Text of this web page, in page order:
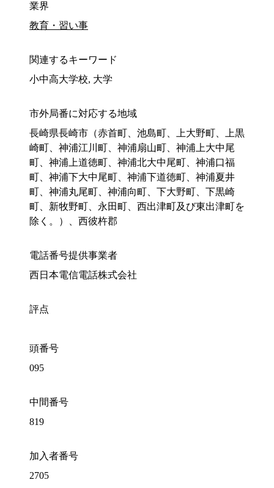
業界
教育・習い事
関連するキーワード
小中高大学校, 大学
市外局番に対応する地域
長崎県長崎市（赤首町、池島町、上大野町、上黒
崎町、神浦江川町、神浦扇山町、神浦上大中尾
町、神浦上道徳町、神浦北大中尾町、神浦口福
町、神浦下大中尾町、神浦下道徳町、神浦夏井
町、神浦丸尾町、神浦向町、下大野町、下黒崎
町、新牧野町、永田町、西出津町及び東出津町を
除く。）、西彼杵郡
電話番号提供事業者
西日本電信電話株式会社
評点
頭番号
095
中間番号
819
加入者番号
2705